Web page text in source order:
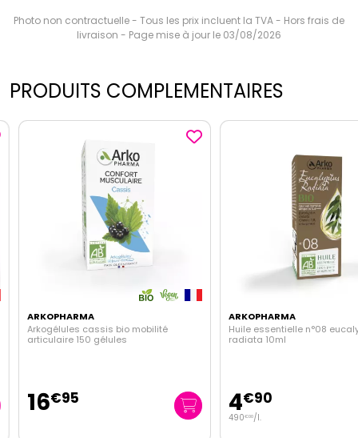
Photo non contractuelle - Tous les prix incluent la TVA - Hors frais de
livraison - Page mise à jour le 03/08/2026
PRODUITS COMPLEMENTAIRES
ARKOPHARMA
Arkogélules cassis bio mobilité
articulaire 150 gélules
16€95
ARKOPHARMA
Huile essentielle n°08
radiata 10ml
4€90
490 €00/l.